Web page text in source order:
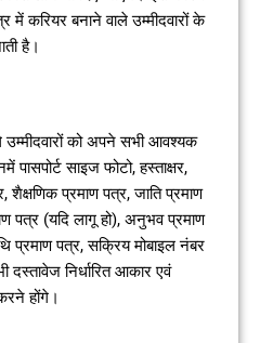
में करियर बनाने वाले उम्मीदवारों के
है।
को अपने सभी आवश्यक
साइज फोटो, हस्ताक्षर,
शैक्षणिक प्रमाण पत्र, जाति प्रमाण
पत्र (यदि लागू हो), अनुभव प्रमाण
प्रमाण पत्र, सक्रिय मोबाइल नंबर
निर्धारित आकार एवं
होंगे।